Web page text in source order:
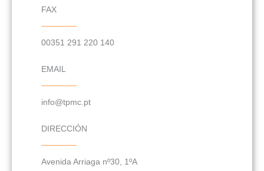
FAX
00351 291 220 140
EMAIL
info@tpmc.pt
DIRECCIÓN
Avenida Arriaga nº30, 1ºA